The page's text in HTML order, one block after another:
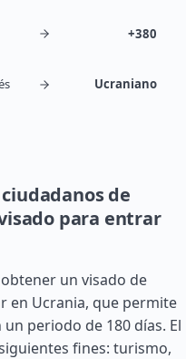
+380
Ucraniano
de
para entrar
un visado de
en Ucrania, que permite
periodo de 180 días. El
fines: turismo,